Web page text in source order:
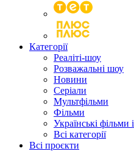
Категорії
Реаліті-шоу
Розважальні шоу
Новини
Серіали
Мультфільми
Фільми
Українські фільми
Всі категорії
Всі проєкти